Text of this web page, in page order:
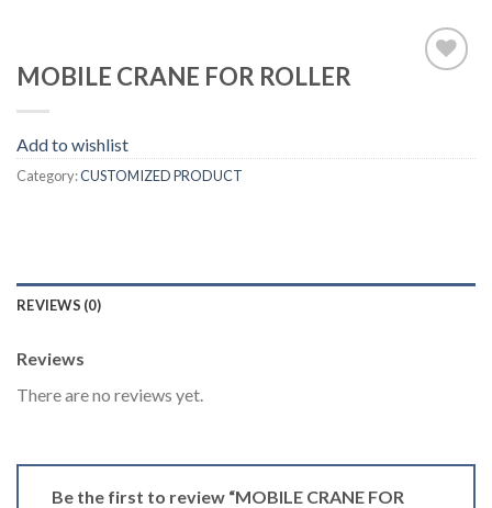
MOBILE CRANE FOR ROLLER
Add to wishlist
Category:CUSTOMIZED PRODUCT
REVIEWS (0)
Reviews
There are no reviews yet.
Be the first to review “MOBILE CRANE FOR